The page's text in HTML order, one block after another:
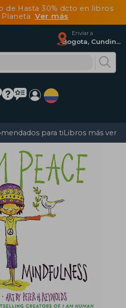
de Hasta 30% dcto en libros
Ver más
Enviar a
Bogota, Cundinamarca
para tiLibros más